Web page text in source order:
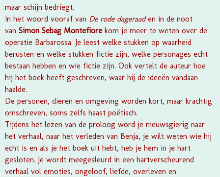
maar schijn bedriegt.
In het woord vooraf van De rode dageraaden in de noot
van Simon Sebag Montefiore kom je meer te weten over de
operatie Barbarossa. Je leest welke stukken op waarheid
berusten en welke stukken fictie zijn, welke personages echt
bestaan hebben en wie fictie zijn. Ook vertelt de auteur hoe
hij het boek heeft geschreven, waar hij de ideeën vandaan
haalde.
De personen, dieren en omgeving worden kort, maar krachtig
omschreven, soms zelfs haast poëtisch.
Tijdens het lezen van de proloog word je nieuwsgierig naar
het verhaal, naar het verleden van Benja, je wilt weten wie hij
echt is en als je het boek uit hebt, heb je hem in je hart
gesloten. Je wordt meegesleurd in een hartverscheurend
verhaal vol emoties, ongeloof, liefde, overleven en